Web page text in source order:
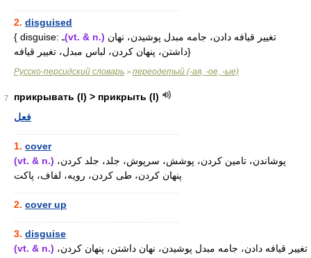
2. disguised
{ disguise: ـ(vt. & n.)
داشتن، پنهان کردن، لباس مبدل، تغییر قیافه}
Русско-персидский словарь > переодетый (-ая, -ое, -ые)
7
прикрывать (I) > прикрыть (I)
فعل
1. cover
(vt. & n.)
پنهان کردن، طی کردن، رویه، لفاف، پاکت
2. cover up
3. disguise
(vt. & n.)